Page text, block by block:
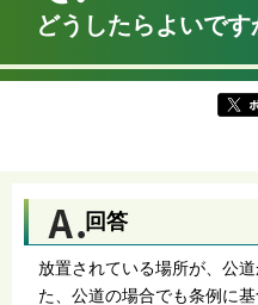
ら
どうしたらよいです
回答
放置されている場所が、公
た、公道の場合でも条例に